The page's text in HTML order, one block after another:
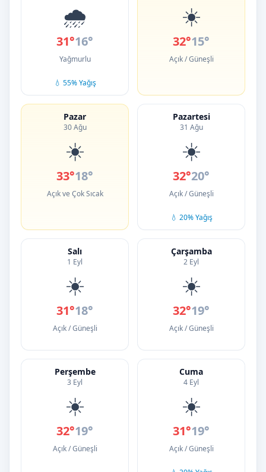
🌧️
31°16°
Yağmurlu
💧 55% Yağış
☀️
32°15°
Açık / Güneşli
Pazar
30 Ağu
☀️
33°18°
Açık ve Çok Sıcak
Pazartesi
31 Ağu
☀️
32°20°
Açık / Güneşli
💧 20% Yağış
Salı
1 Eyl
☀️
31°18°
Açık / Güneşli
Çarşamba
2 Eyl
☀️
32°19°
Açık / Güneşli
Perşembe
3 Eyl
☀️
32°19°
Açık / Güneşli
Cuma
4 Eyl
☀️
31°19°
Açık / Güneşli